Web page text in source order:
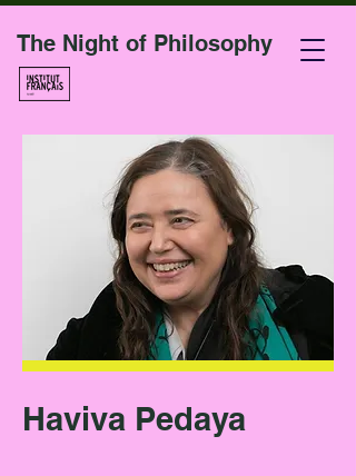
The Night of Philosophy
Haviva Pedaya